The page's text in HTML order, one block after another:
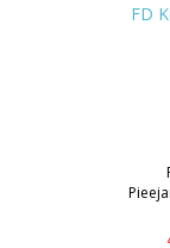
FD